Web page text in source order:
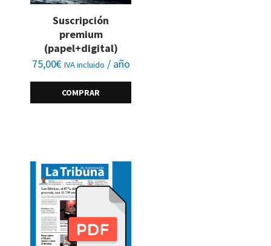
Suscripción
premium
(papel+digital)
75,00€ IVA incluido / año
COMPRAR